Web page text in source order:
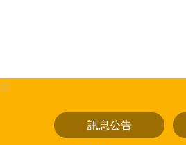
:::
訊息公告